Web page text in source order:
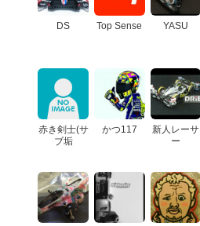
DS Top Sense YASU
赤き剣士(サ
ブ垢
かつ117
新人レーサ
ー